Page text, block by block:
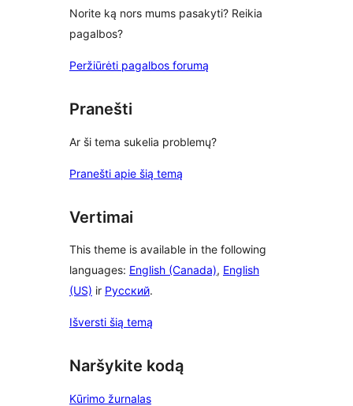
Norite ką nors mums pasakyti? Reikia
pagalbos?
Peržiūrėti pagalbos forumą
Pranešti
Ar ši tema sukelia problemų?
Pranešti apie šią temą
Vertimai
This theme is available in the following
languages: English (Canada), English
(US) ir Русский.
Išversti šią temą
Naršykite kodą
Kūrimo žurnalas